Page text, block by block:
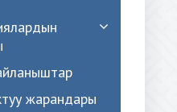
жарандары